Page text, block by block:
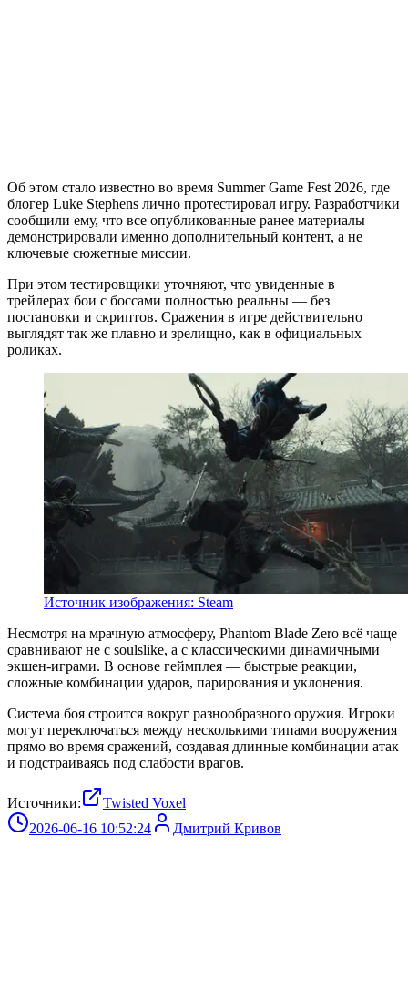
Об этом стало известно во время Summer Game Fest 2026, где
блогер Luke Stephens лично протестировал игру. Разработчики
сообщили ему, что все опубликованные ранее материалы
демонстрировали именно дополнительный контент, а не
ключевые сюжетные миссии.
При этом тестировщики уточняют, что увиденные в
трейлерах бои с боссами полностью реальны — без
постановки и скриптов. Сражения в игре действительно
выглядят так же плавно и зрелищно, как в официальных
роликах.
Источник изображения: Steam
Несмотря на мрачную атмосферу, Phantom Blade Zero всё чаще
сравнивают не с soulslike, а с классическими динамичными
экшен-играми. В основе геймплея — быстрые реакции,
сложные комбинации ударов, парирования и уклонения.
Система боя строится вокруг разнообразного оружия. Игроки
могут переключаться между несколькими типами вооружения
прямо во время сражений, создавая длинные комбинации атак
и подстраиваясь под слабости врагов.
Источники:
Twisted Voxel
2026-06-16 10:52:24
Дмитрий Кривов